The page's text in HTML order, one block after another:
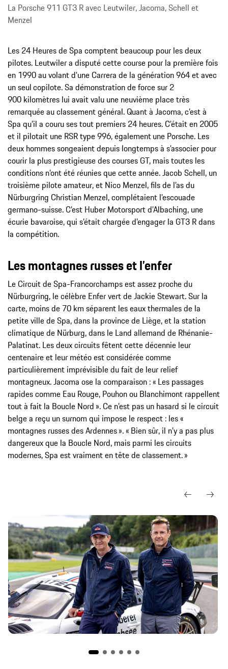
La Porsche 911 GT3 R avec Leutwiler, Jacoma, Schell et
Menzel
Les 24 Heures de Spa comptent beaucoup pour les deux
pilotes. Leutwiler a disputé cette course pour la première fois
en 1990 au volant d’une Carrera de la génération 964 et avec
un seulcopilote. Sa démonstration de force sur 2
900 kilomètres lui avait valu une neuvième place très
remarquée au classement général. Quant à Jacoma, c’est à
Spa qu’il a couru ses tout premiers 24 heures. C’était en 2005
et il pilotait une RSR type 996, égalementune Porsche. Les
deux hommes songeaient depuis longtemps à s’associer pour
courir la plus prestigieuse des courses GT, mais toutes les
conditions n’ont été réunies que cette année. Jacob Schell, un
troisième pilote amateur, et Nico Menzel, fils de l’as du
Nürburgring Christian Menzel, complétaient l’escouade
germano-suisse. C’est Huber Motorsport d’Albaching, une
écurie bavaroise, qui s’était chargée d’engager la GT3 R dans
la compétition.
Les montagnes russes et l’enfer
Le Circuit de Spa-Francorchamps est assez proche du
Nürburgring, le célèbre Enfer vert de Jackie Stewart. Sur la
carte, moins de 70 km séparent les eaux thermales de la
petite ville de Spa, dans la province de Liège, et la station
climatique de Nürburg, dans le Land allemand de Rhénanie-
Palatinat. Les deux circuits fêtent cette décennie leur
centenaire et leur météo est considérée comme
particulièrement imprévisible du fait de leur relief
montagneux. Jacoma ose la comparaison : « Les passages
rapides comme Eau Rouge, Pouhon ou Blanchimont rappellent
tout à fait la Boucle Nord ». Ce n’est pas un hasard si le circuit
belge a reçu un surnom qui impose le respect : les «
montagnes russes des Ardennes ». « Bien sûr, il n’y a pas plus
dangereux que la Boucle Nord, mais parmi les circuits
modernes, Spa est vraiment en tête de classement. »